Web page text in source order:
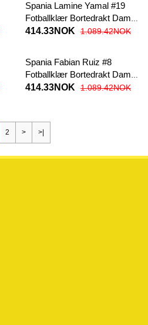
Spania Lamine Yamal #19
Fotballklær Bortedrakt Dame
EM 2024 Kortermet
414.33NOK 1.089.42NOK
Spania Fabian Ruiz #8
Fotballklær Bortedrakt Dame
EM 2024 Kortermet
414.33NOK 1.089.42NOK
2 > >|